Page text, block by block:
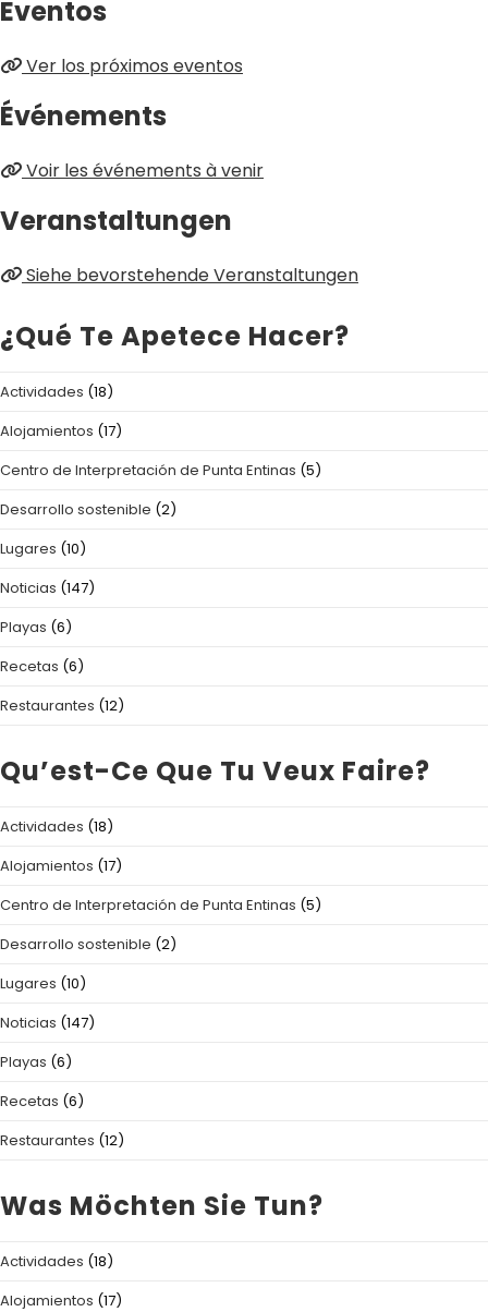
Eventos
Ver los próximos eventos
Événements
Voir les événements à venir
Veranstaltungen
Siehe bevorstehende Veranstaltungen
¿Qué Te Apetece Hacer?
Actividades (18)
Alojamientos (17)
Centro de Interpretación de Punta Entinas (5)
Desarrollo sostenible (2)
Lugares (10)
Noticias (147)
Playas (6)
Recetas (6)
Restaurantes (12)
Qu’est-Ce Que Tu Veux Faire?
Actividades (18)
Alojamientos (17)
Centro de Interpretación de Punta Entinas (5)
Desarrollo sostenible (2)
Lugares (10)
Noticias (147)
Playas (6)
Recetas (6)
Restaurantes (12)
Was Möchten Sie Tun?
Actividades (18)
Alojamientos (17)